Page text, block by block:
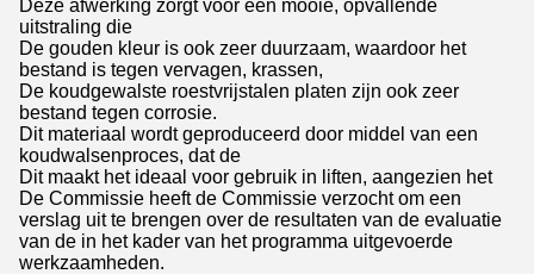
Deze afwerking zorgt voor een mooie, opvallende
uitstraling die
De gouden kleur is ook zeer duurzaam, waardoor het
bestand is tegen vervagen, krassen,
De koudgewalste roestvrijstalen platen zijn ook zeer
bestand tegen corrosie.
Dit materiaal wordt geproduceerd door middel van een
koudwalsenproces, dat de
Dit maakt het ideaal voor gebruik in liften, aangezien het
De Commissie heeft de Commissie verzocht om een
verslag uit te brengen over de resultaten van de evaluatie
van de in het kader van het programma uitgevoerde
werkzaamheden.